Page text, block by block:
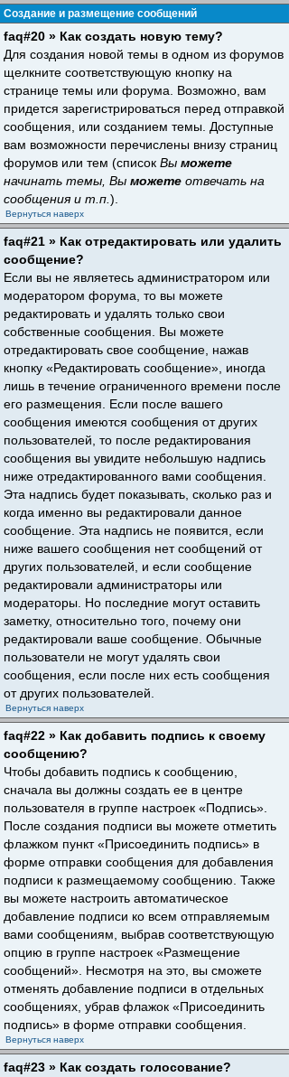
Создание и размещение сообщений
faq#20 » Как создать новую тему?
Для создания новой темы в одном из форумов
щелкните соответствующую кнопку на
странице темы или форума. Возможно, вам
придется зарегистрироваться перед отправкой
сообщения, или созданием темы. Доступные
вам возможности перечислены внизу страниц
форумов или тем (список Вы можете
начинать темы, Вы можете отвечать на
сообщения и т.п. ).
Вернуться наверх
faq#21 » Как отредактировать или удалить
сообщение?
Если вы не являетесь администратором или
модератором форума, то вы можете
редактировать и удалять только свои
собственные сообщения. Вы можете
отредактировать свое сообщение, нажав
кнопку «Редактировать сообщение», иногда
лишь в течение ограниченного времени после
его размещения. Если после вашего
сообщения имеются сообщения от других
пользователей, то после редактирования
сообщения вы увидите небольшую надпись
ниже отредактированного вами сообщения.
Эта надпись будет показывать, сколько раз и
когда именно вы редактировали данное
сообщение. Эта надпись не появится, если
ниже вашего сообщения нет сообщений от
других пользователей, и если сообщение
редактировали администраторы или
модераторы. Но последние могут оставить
заметку, относительно того, почему они
редактировали ваше сообщение. Обычные
пользователи не могут удалять свои
сообщения, если после них есть сообщения
от других пользователей.
Вернуться наверх
faq#22 » Как добавить подпись к своему
сообщению?
Чтобы добавить подпись к сообщению,
сначала вы должны создать ее в центре
пользователя в группе настроек «Подпись».
После создания подписи вы можете отметить
флажком пункт «Присоединить подпись» в
форме отправки сообщения для добавления
подписи к размещаемому сообщению. Также
вы можете настроить автоматическое
добавление подписи ко всем отправляемым
вами сообщениям, выбрав соответствующую
опцию в группе настроек «Размещение
сообщений». Несмотря на это, вы сможете
отменять добавление подписи в отдельных
сообщениях, убрав флажок «Присоединить
подпись» в форме отправки сообщения.
Вернуться наверх
faq#23 » Как создать голосование?